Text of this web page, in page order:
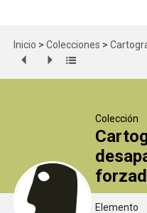
Inicio > Colecciones >
Colección
Elemento